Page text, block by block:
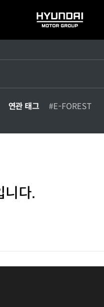
HYUNDAI
MOTOR
연관 태그 #E-FOREST
니다.